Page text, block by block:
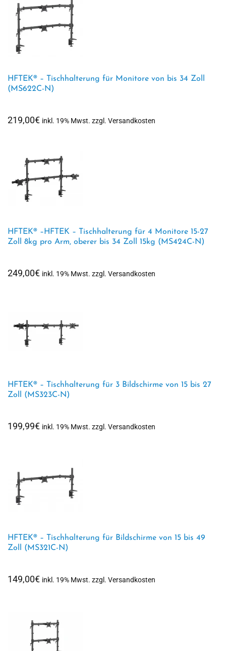
HFTEK® – Tischhalterung für Monitore von bis 34 Zoll
(MS622C-N)
219,00€ inkl. 19% Mwst. zzgl. Versandkosten
HFTEK® –HFTEK – Tischhalterung für 4 Monitore 15-27
Zoll 8kg pro Arm, oberer bis 34 Zoll 15kg (MS424C-N)
249,00€ inkl. 19% Mwst. zzgl. Versandkosten
HFTEK® – Tischhalterung für 3 Bildschirme von 15 bis 27
Zoll (MS323C-N)
199,99€ inkl. 19% Mwst. zzgl. Versandkosten
HFTEK® – Tischhalterung für Bildschirme von 15 bis 49
Zoll (MS321C-N)
149,00€ inkl. 19% Mwst. zzgl. Versandkosten